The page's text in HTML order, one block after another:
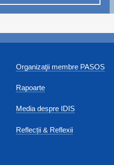
Organizaţii membre PASOS
Rapoarte
Media despre IDIS
Reflecții & Reflexii